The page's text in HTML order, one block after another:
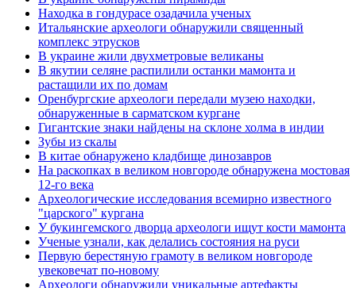
Находка в гондурасе озадачила ученых
Итальянские археологи обнаружили священный
комплекс этрусков
В украине жили двухметровые великаны
В якутии селяне распилили останки мамонта и
растащили их по домам
Оренбургские археологи передали музею находки,
обнаруженные в сарматском кургане
Гигантские знаки найдены на склоне холма в индии
Зубы из скалы
В китае обнаружено кладбище динозавров
На раскопках в великом новгороде обнаружена мостовая
12-го века
Археологические исследования всемирно известного
"царского" кургана
У букингемского дворца археологи ищут кости мамонта
Ученые узнали, как делались состояния на руси
Первую берестяную грамоту в великом новгороде
увековечат по-новому
Археологи обнаружили уникальные артефакты